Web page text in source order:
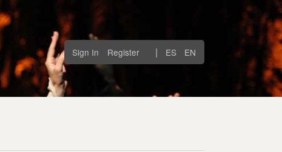
Sign In Register | ES EN